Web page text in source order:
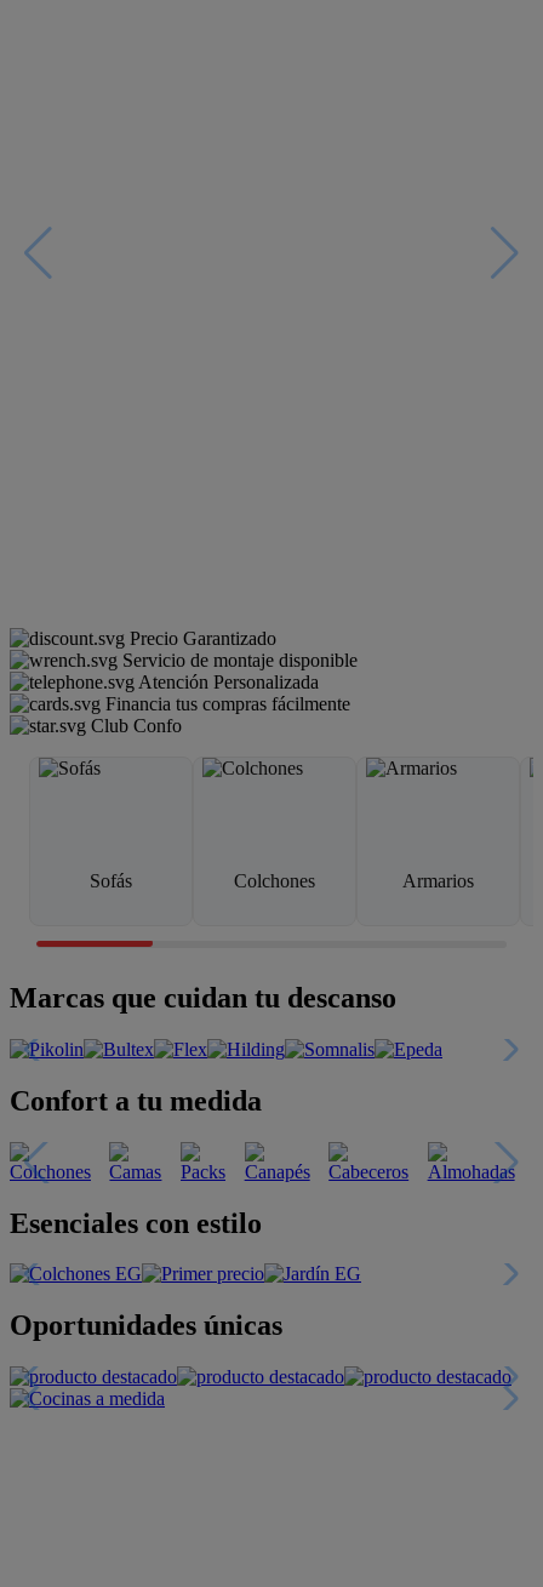
Precio Garantizado
Servicio de montaje disponible
Atención Personalizada
Financia tus compras fácilmente
Club Confo
Sofás Colchones Armarios
Marcas que cuidan tu descanso
Confort a tu medida
Esenciales con estilo
Oportunidades únicas